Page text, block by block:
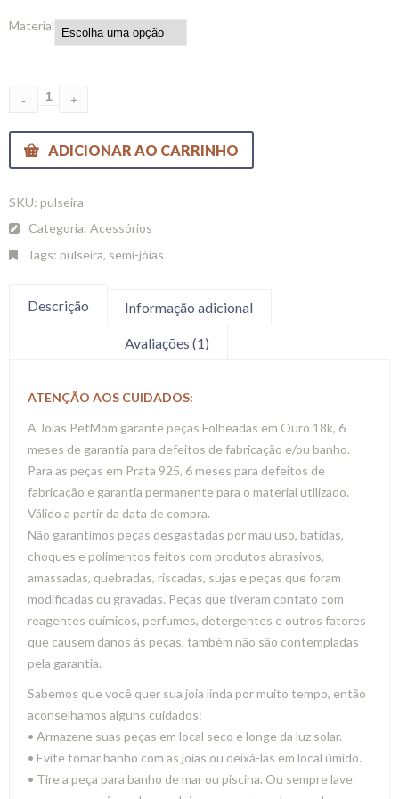
Material
ADICIONAR AO CARRINHO
SKU: pulseira
Categoria: Acessórios
Tags: pulseira, semi-jóias
Descrição Informação adicional
Avaliações (1)
ATENÇÃO AOS CUIDADOS:
A Joias PetMom garante peças Folheadas em Ouro 18k, 6
meses de garantia para defeitos de fabricação e/ou banho.
Para as peças em Prata 925, 6 meses para defeitos de
fabricação e garantia permanente para o material utilizado.
Válido a partir da data de compra.
Não garantimos peças desgastadas por mau uso, batidas,
choques e polimentos feitos com produtos abrasivos,
amassadas, quebradas, riscadas, sujas e peças que foram
modificadas ou gravadas. Peças que tiveram contato com
reagentes químicos, perfumes, detergentes e outros fatores
que causem danos às peças, também não são contempladas
pela garantia.
Sabemos que você quer sua joia linda por muito tempo, então
aconselhamos alguns cuidados:
• Armazene suas peças em local seco e longe da luz solar.
• Evite tomar banho com as joias ou deixá-las em local úmido.
• Tire a peça para banho de mar ou piscina. Ou sempre lave